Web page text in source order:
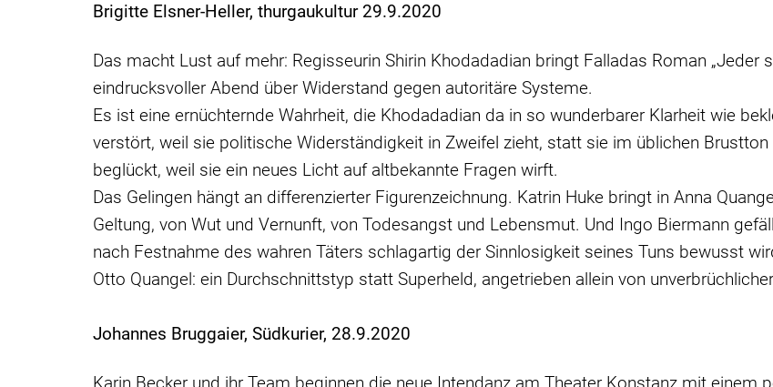
Brigitte Elsner-Heller, thurgaukultur 29.9.2020
Das macht Lust auf mehr: Regisseurin Shirin Khodadadian bringt Falladas Roman „Jeder
eindrucksvoller Abend über Widerstand gegen autoritäre Systeme.
Es ist eine ernüchternde Wahrheit, die Khodadadian da in so wunderbarer Klarheit wie
verstört, weil sie politische Widerständigkeit in Zweifel zieht, statt sie im üblichen
beglückt, weil sie ein neues Licht auf altbekannte Fragen wirft.
Das Gelingen hängt an differenzierter Figurenzeichnung. Katrin Huke bringt in Anna
Geltung, von Wut und Vernunft, von Todesangst und Lebensmut. Und Ingo Biermann
nach Festnahme des wahren Täters schlagartig der Sinnlosigkeit seines Tuns bewusst
Otto Quangel: ein Durchschnittstyp statt Superheld, angetrieben allein von
Johannes Bruggaier, Südkurier, 28.9.2020